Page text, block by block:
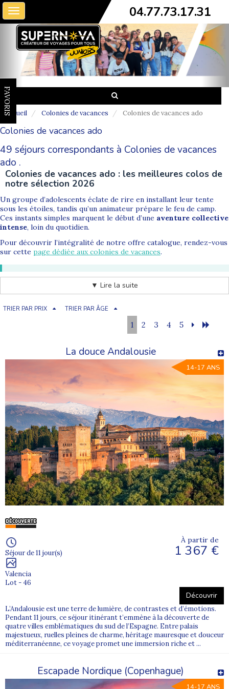
Toggle
navigation
04.77.73.17.31
FAVORIS
Accueil Colonies de vacances Colonies de vacances ado
Colonies de vacances ado
49 séjours correspondants à Colonies de vacances
ado .
Colonies de vacances ado : les meilleures colos de
notre sélection 2026
Un groupe d’adolescents éclate de rire en installant leur tente
sous les étoiles, tandis qu’un animateur prépare le feu de camp.
Ces instants simples marquent le début d’une aventure collective
intense, loin du quotidien.
Pour découvrir l’intégralité de notre offre catalogue, rendez-vous
sur cette page dédiée aux colonies de vacances.
Notre sélection des meilleurescolonies de vacances ado
propose des séjours pour gagner en autonomie, vivre des
Pourquoi partir en colonie de vacances ado ?
adolescent. Elle permet de renforcer la confiance en soi,
d’apprendre à gérer des situations nouvelles et de s’intégrer dans
un groupe avec des règles claires, loin du cadre familial habituel.
La confiance en soi à travers des défis adaptés
L’autonomie et la prise d’initiative au quotidien
Les rencontres avec des jeunes du même âge
Le dépassement de soi lors d’activités sportives et collectives
Notre sélection de colonies de vacances pour ados
Chez Supernova Juniors, chaque séjour est conçu pour répondre
aux attentes des adolescents : bouger, découvrir, partager et
ressentir des émotions fortes.
groupe, avec des programmes adaptés à chaque tranche d’âge et
Activités proposées dans nos colonies ados
Sports nautiques : surf, kayak, paddle
Activités sensations : accrobranche, canyoning
Séjours itinérants avec randonnées et découvertes locales
Activités multi-sports et défis collectifs
Veillées animées et temps de partage autour du feu
midi, puis raconter ses exploits lors d’une veillée.
▼ Lire la suite
TRIER PAR PRIX TRIER PAR ÂGE
1 2 3 4 5
La douce Andalousie
14-17 ANS
Séjour de 11 jour(s)
Valencia
Lot - 46
À partir de
1 367 €
Découvrir
L’Andalousie est une terre de lumière, de contrastes et d’émotions.
Pendant 11 jours, ce séjour itinérant t’emmène à la découverte de
quatre villes emblématiques du sud de l’Espagne. Entre palais
majestueux, ruelles pleines de charme, héritage mauresque et douceur
méditerranéenne, ce voyage promet une immersion riche et ...
Escapade Nordique (Copenhague)